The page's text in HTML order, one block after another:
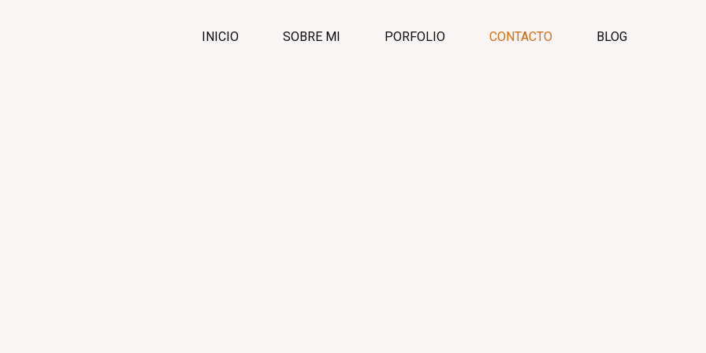
INICIO SOBRE MI PORFOLIO CONTACTO BLOG